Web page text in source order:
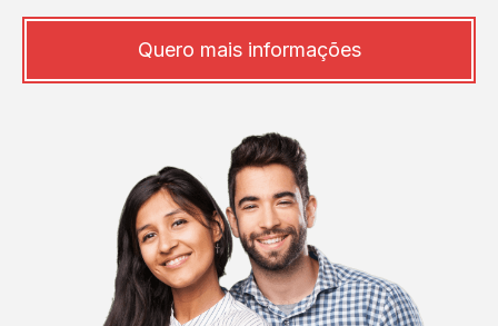
Quero mais informações